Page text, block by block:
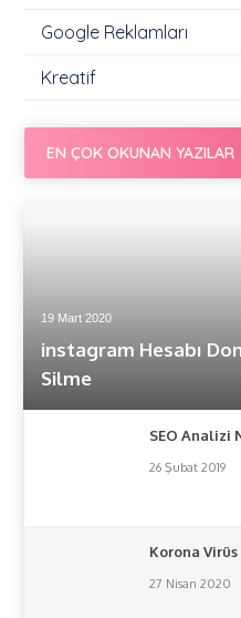
Google Reklamları
Kreatif
EN ÇOK OKUNAN YAZILAR
instagram Hesabı
Silme
19 Mart 2020
SEO Analizi
26 Şubat 2019
Korona
27 Nisan 2020